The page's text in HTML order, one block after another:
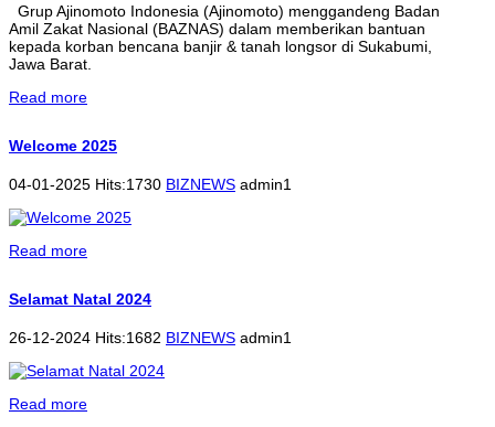
Grup Ajinomoto Indonesia (Ajinomoto) menggandeng Badan
Amil Zakat Nasional (BAZNAS) dalam memberikan bantuan
kepada korban bencana banjir & tanah longsor di Sukabumi,
Jawa Barat.
Read more
Welcome 2025
04-01-2025 Hits:1730 BIZNEWS admin1
Read more
Selamat Natal 2024
26-12-2024 Hits:1682 BIZNEWS admin1
Read more